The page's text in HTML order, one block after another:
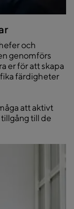
och
genomförs
er för att skapa
färdigheter
att aktivt
till de